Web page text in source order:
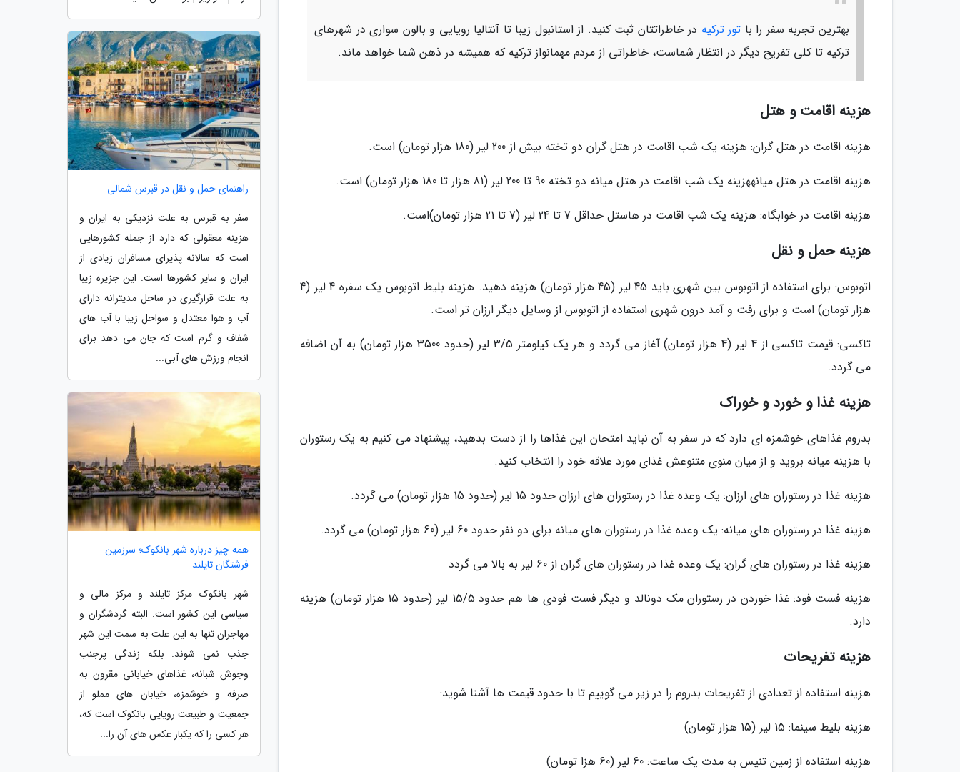
بهترین تجربه سفر را با تور ترکیه در خاطراتتان ثبت کنید. از استانبول زیبا تا آنتالیا رویایی و بالون سواری در شهرهای
ترکیه تا کلی تفریح دیگر در انتظار شماست، خاطراتی از مردم مهمانواز ترکیه که همیشه در ذهن شما خواهد ماند.
هزینه اقامت و هتل
هزینه اقامت در هتل گران: هزینه یک شب اقامت در هتل گران دو تخته بیش از 200 لیر (180 هزار تومان) است.
هزینه اقامت در هتل میانههزینه یک شب اقامت در هتل میانه دو تخته 90 تا 200 لیر (81 هزار تا 180 هزار تومان) است.
هزینه اقامت در خوابگاه: هزینه یک شب اقامت در هاستل حداقل 7 تا 24 لیر (7 تا 21 هزار تومان)است.
هزینه حمل و نقل
اتوبوس: برای استفاده از اتوبوس بین شهری باید 45 لیر (45 هزار تومان) هزینه دهید. هزینه بلیط اتوبوس یک سفره 4 لیر (4
هزار تومان) است و برای رفت و آمد درون شهری استفاده از اتوبوس از وسایل دیگر ارزان تر است.
تاکسی: قیمت تاکسی از 4 لیر (4 هزار تومان) آغاز می گردد و هر یک کیلومتر 3/5 لیر (حدود 3500 هزار تومان) به آن اضافه
می گردد.
هزینه غذا و خورد و خوراک
بدروم غذاهای خوشمزه ای دارد که در سفر به آن نباید امتحان این غذاها را از دست بدهید، پیشنهاد می کنیم به یک رستوران
با هزینه میانه بروید و از میان منوی متنوعش غذای مورد علاقه خود را انتخاب کنید.
هزینه غذا در رستوران های ارزان: یک وعده غذا در رستوران های ارزان حدود 15 لیر (حدود 15 هزار تومان) می گردد.
هزینه غذا در رستوران های میانه: یک وعده غذا در رستوران های میانه برای دو نفر حدود 60 لیر (60 هزار تومان) می گردد.
هزینه غذا در رستوران های گران: یک وعده غذا در رستوران های گران از 60 لیر به بالا می گردد
هزینه فست فود: غذا خوردن در رستوران مک دونالد و دیگر فست فودی ها هم حدود 15/5 لیر (حدود 15 هزار تومان) هزینه
دارد.
هزینه تفریحات
هزینه استفاده از تعدادی از تفریحات بدروم را در زیر می گوییم تا با حدود قیمت ها آشنا شوید:
هزینه بلیط سینما: 15 لیر (15 هزار تومان)
هزینه استفاده از زمین تنیس به مدت یک ساعت: 60 لیر (60 هزا تومان)
راهنمای حمل و نقل در قبرس شمالی
سفر به قبرس به علت نزدیکی به ایران و
هزینه معقولی که دارد از جمله کشورهایی
است که سالانه پذیرای مسافران زیادی از
ایران و سایر کشورها است. این جزیره زیبا
به علت قرارگیری در ساحل مدیترانه دارای
آب و هوا معتدل و سواحل زیبا با آب های
شفاف و گرم است که جان می دهد برای
انجام ورزش های آبی...
همه چیز درباره شهر بانکوک؛ سرزمین
فرشتگان تایلند
شهر بانکوک مرکز تایلند و مرکز مالی و
سیاسی این کشور است. البته گردشگران و
مهاجران تنها به این علت به سمت این شهر
جذب نمی شوند. بلکه زندگی پرجنب
وجوش شبانه، غذاهای خیابانی مقرون به
صرفه و خوشمزه، خیابان های مملو از
جمعیت و طبیعت رویایی بانکوک است که،
هر کسی را که یکبار عکس های آن را...